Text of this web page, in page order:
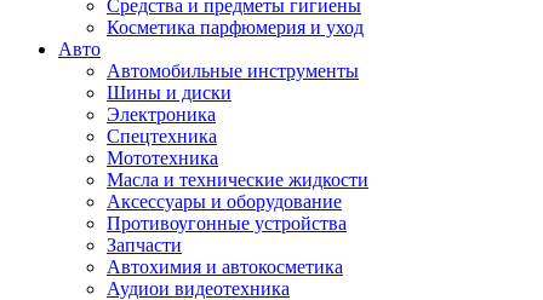
Средства и предметы гигиены
Косметика парфюмерия и уход
Авто
Автомобильные инструменты
Шины и диски
Электроника
Спецтехника
Мототехника
Масла и технические жидкости
Аксессуары и оборудование
Противоугонные устройства
Запчасти
Автохимия и автокосметика
Аудиои видеотехника